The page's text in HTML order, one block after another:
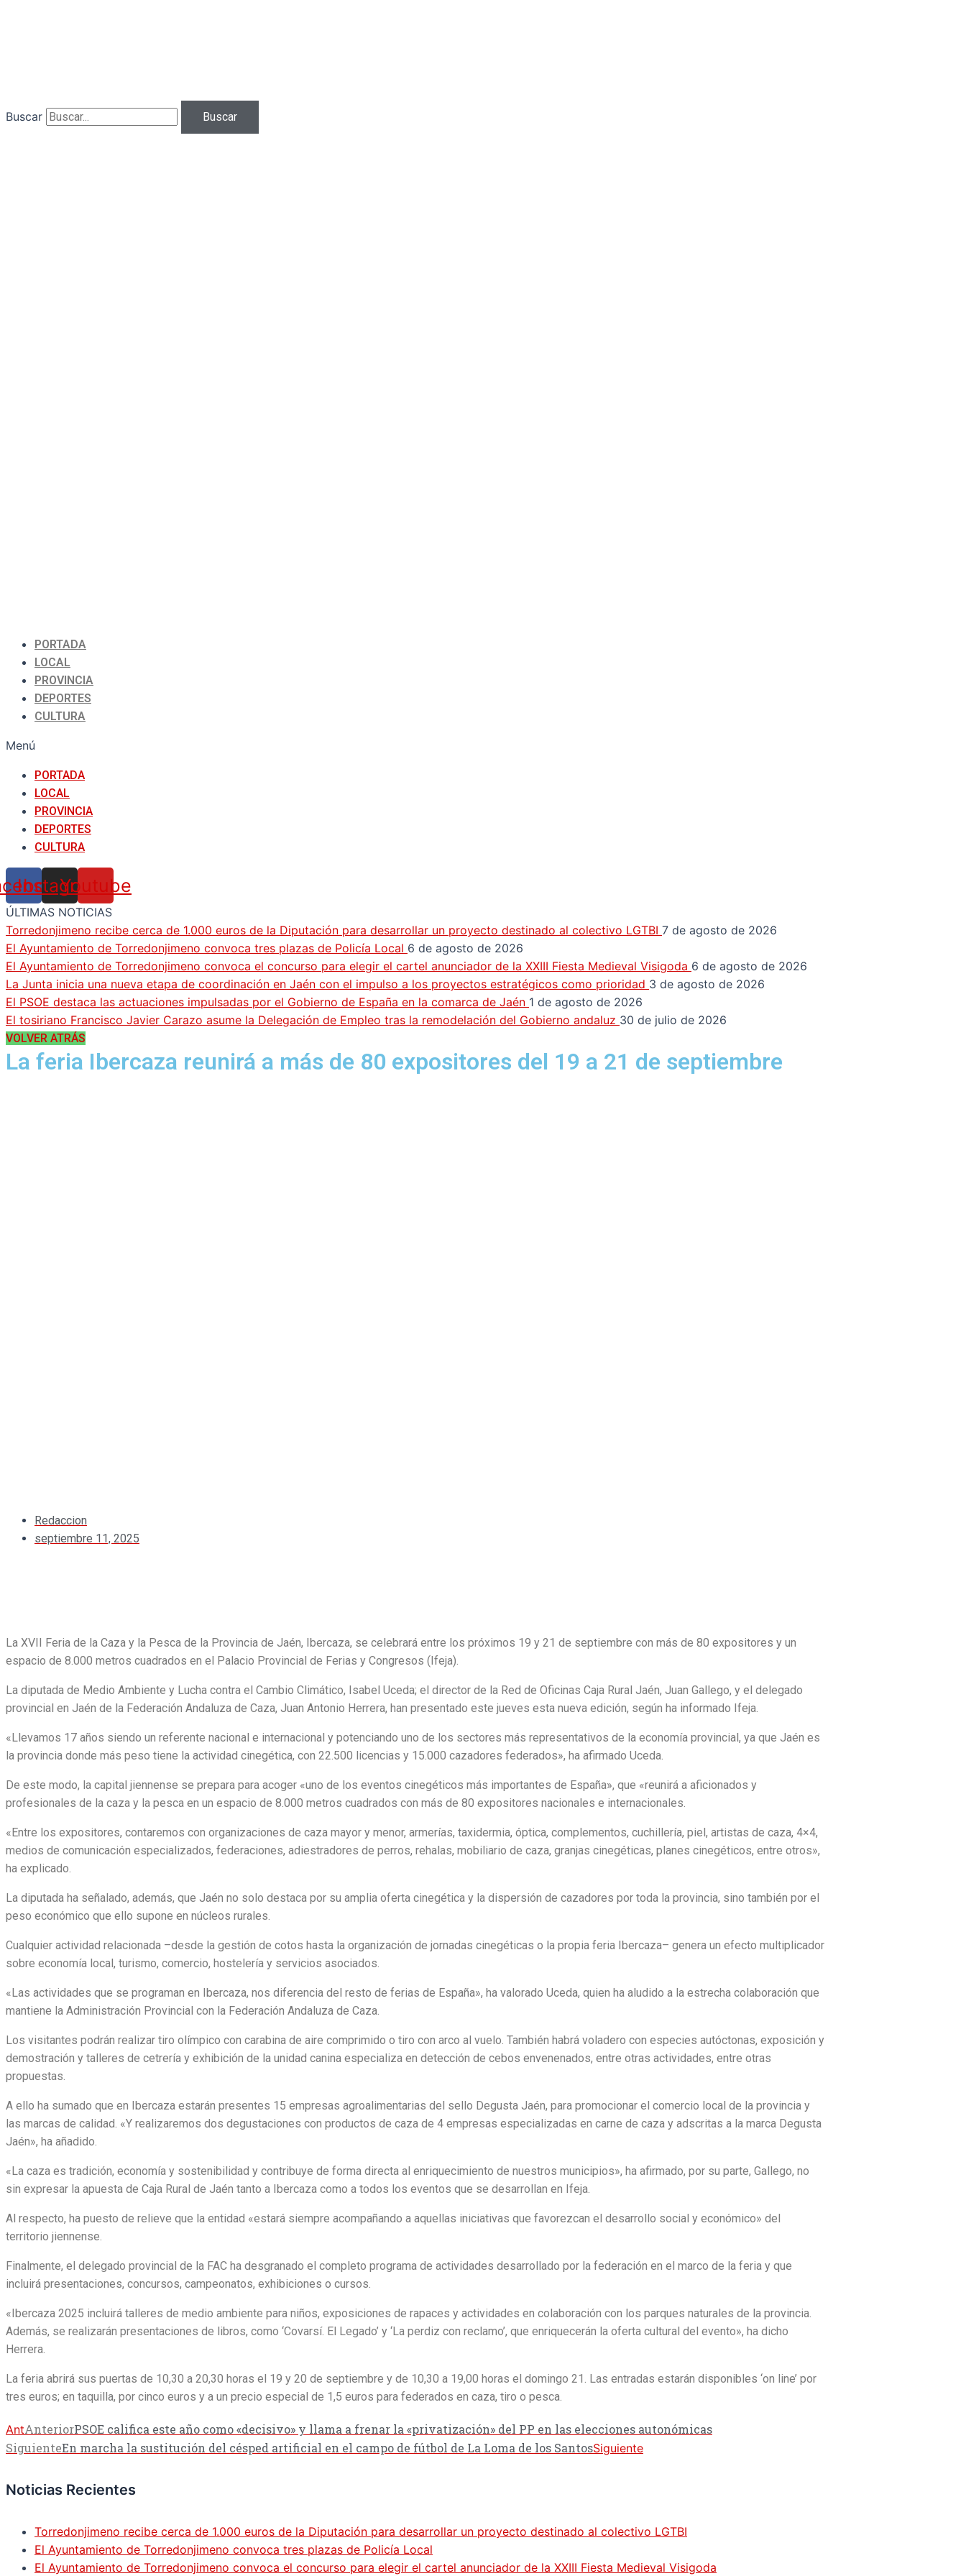
Buscar Buscar
PORTADA
LOCAL
PROVINCIA
DEPORTES
CULTURA
Menú
PORTADA
LOCAL
PROVINCIA
DEPORTES
CULTURA
Instagram
Youtube
ÚLTIMAS NOTICIAS
Torredonjimeno recibe cerca de 1.000 euros de la Diputación para desarrollar un proyecto destinado al colectivo LGTBI 7 de agosto de 2026
El Ayuntamiento de Torredonjimeno convoca tres plazas de Policía Local 6 de agosto de 2026
El Ayuntamiento de Torredonjimeno convoca el concurso para elegir el cartel anunciador de la XXIII Fiesta Medieval Visigoda 6 de agosto de 2026
La Junta inicia una nueva etapa de coordinación en Jaén con el impulso a los proyectos estratégicos como prioridad 3 de agosto de 2026
El PSOE destaca las actuaciones impulsadas por el Gobierno de España en la comarca de Jaén 1 de agosto de 2026
El tosiriano Francisco Javier Carazo asume la Delegación de Empleo tras la remodelación del Gobierno andaluz 30 de julio de 2026
VOLVER ATRÁS
La feria Ibercaza reunirá a más de 80 expositores del 19 a 21 de septiembre
Redaccion
septiembre 11, 2025
La XVII Feria de la Caza y la Pesca de la Provincia de Jaén, Ibercaza, se celebrará entre los próximos 19 y 21 de septiembre con más de 80 expositores y un
espacio de 8.000 metros cuadrados en el Palacio Provincial de Ferias y Congresos (Ifeja).
La diputada de Medio Ambiente y Lucha contra el Cambio Climático, Isabel Uceda; el director de la Red de Oficinas Caja Rural Jaén, Juan Gallego, y el delegado
provincial en Jaén de la Federación Andaluza de Caza, Juan Antonio Herrera, han presentado este jueves esta nueva edición, según ha informado Ifeja.
«Llevamos 17 años siendo un referente nacional e internacional y potenciando uno de los sectores más representativos de la economía provincial, ya que Jaén es
la provincia donde más peso tiene la actividad cinegética, con 22.500 licencias y 15.000 cazadores federados», ha afirmado Uceda.
De este modo, la capital jiennense se prepara para acoger «uno de los eventos cinegéticos más importantes de España», que «reunirá a aficionados y
profesionales de la caza y la pesca en un espacio de 8.000 metros cuadrados con más de 80 expositores nacionales e internacionales.
«Entre los expositores, contaremos con organizaciones de caza mayor y menor, armerías, taxidermia, óptica, complementos, cuchillería, piel, artistas de caza, 4×4,
medios de comunicación especializados, federaciones, adiestradores de perros, rehalas, mobiliario de caza, granjas cinegéticas, planes cinegéticos, entre otros»,
ha explicado.
La diputada ha señalado, además, que Jaén no solo destaca por su amplia oferta cinegética y la dispersión de cazadores por toda la provincia, sino también por el
peso económico que ello supone en núcleos rurales.
Cualquier actividad relacionada –desde la gestión de cotos hasta la organización de jornadas cinegéticas o la propia feria Ibercaza– genera un efecto multiplicador
sobre economía local, turismo, comercio, hostelería y servicios asociados.
«Las actividades que se programan en Ibercaza, nos diferencia del resto de ferias de España», ha valorado Uceda, quien ha aludido a la estrecha colaboración que
mantiene la Administración Provincial con la Federación Andaluza de Caza.
Los visitantes podrán realizar tiro olímpico con carabina de aire comprimido o tiro con arco al vuelo. También habrá voladero con especies autóctonas, exposición y
demostración y talleres de cetrería y exhibición de la unidad canina especializa en detección de cebos envenenados, entre otras actividades, entre otras
propuestas.
A ello ha sumado que en Ibercaza estarán presentes 15 empresas agroalimentarias del sello Degusta Jaén, para promocionar el comercio local de la provincia y
las marcas de calidad. «Y realizaremos dos degustaciones con productos de caza de 4 empresas especializadas en carne de caza y adscritas a la marca Degusta
Jaén», ha añadido.
«La caza es tradición, economía y sostenibilidad y contribuye de forma directa al enriquecimiento de nuestros municipios», ha afirmado, por su parte, Gallego, no
sin expresar la apuesta de Caja Rural de Jaén tanto a Ibercaza como a todos los eventos que se desarrollan en Ifeja.
Al respecto, ha puesto de relieve que la entidad «estará siempre acompañando a aquellas iniciativas que favorezcan el desarrollo social y económico» del
territorio jiennense.
Finalmente, el delegado provincial de la FAC ha desgranado el completo programa de actividades desarrollado por la federación en el marco de la feria y que
incluirá presentaciones, concursos, campeonatos, exhibiciones o cursos.
«Ibercaza 2025 incluirá talleres de medio ambiente para niños, exposiciones de rapaces y actividades en colaboración con los parques naturales de la provincia.
Además, se realizarán presentaciones de libros, como ‘Covarsí. El Legado’ y ‘La perdiz con reclamo’, que enriquecerán la oferta cultural del evento», ha dicho
Herrera.
La feria abrirá sus puertas de 10,30 a 20,30 horas el 19 y 20 de septiembre y de 10,30 a 19,00 horas el domingo 21. Las entradas estarán disponibles ‘on line’ por
tres euros; en taquilla, por cinco euros y a un precio especial de 1,5 euros para federados en caza, tiro o pesca.
AntAnteriorPSOE califica este año como «decisivo» y llama a frenar la «privatización» del PP en las elecciones autonómicas
SiguienteEn marcha la sustitución del césped artificial en el campo de fútbol de La Loma de los SantosSiguiente
Noticias Recientes
Torredonjimeno recibe cerca de 1.000 euros de la Diputación para desarrollar un proyecto destinado al colectivo LGTBI
El Ayuntamiento de Torredonjimeno convoca tres plazas de Policía Local
El Ayuntamiento de Torredonjimeno convoca el concurso para elegir el cartel anunciador de la XXIII Fiesta Medieval Visigoda